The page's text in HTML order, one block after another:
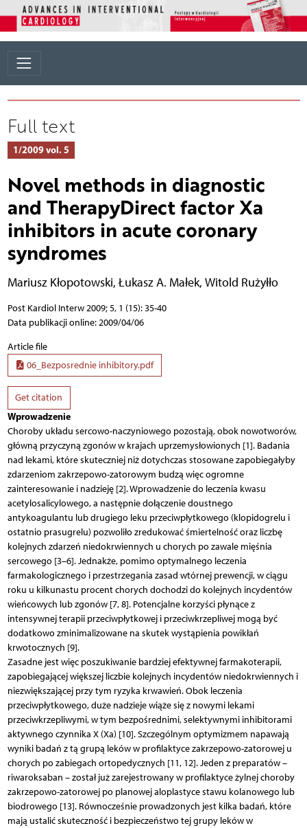
Full text
1/2009 vol. 5
Novel methods in diagnostic
and TherapyDirect factor Xa
inhibitors in acute coronary
syndromes
Mariusz Kłopotowski, Łukasz A. Małek, Witold Rużyłło
Post Kardiol Interw 2009; 5, 1 (15): 35-40
Data publikacji online: 2009/04/06
Article file
06_Bezposrednie inhibitory.pdf
Get citation
Wprowadzenie
Choroby układu sercowo-naczyniowego pozostają, obok nowotworów,
główną przyczyną zgonów w krajach uprzemysłowionych [1]. Badania
nad lekami, które skuteczniej niż dotychczas stosowane zapobiegałyby
zdarzeniom zakrzepowo-zatorowym budzą więc ogromne
zainteresowanie i nadzieję [2]. Wprowadzenie do leczenia kwasu
acetylosalicylowego, a następnie dołączenie doustnego
antykoagulantu lub drugiego leku przeciwpłytkowego (klopidogrelu i
ostatnio prasugrelu) pozwoliło zredukować śmiertelność oraz liczbę
kolejnych zdarzeń niedokrwiennych u chorych po zawale mięśnia
sercowego [3–6]. Jednakże, pomimo optymalnego leczenia
farmakologicznego i przestrzegania zasad wtórnej prewencji, w ciągu
roku u kilkunastu procent chorych dochodzi do kolejnych incydentów
wieńcowych lub zgonów [7, 8]. Potencjalne korzyści płynące z
intensywnej terapii przeciwpłytkowej i przeciwkrzepliwej mogą być
dodatkowo zminimalizowane na skutek wystąpienia powikłań
krwotocznych [9].
Zasadne jest więc poszukiwanie bardziej efektywnej farmakoterapii,
zapobiegającej większej liczbie kolejnych incydentów niedokrwiennych i
niezwiększającej przy tym ryzyka krwawień. Obok leczenia
przeciwpłytkowego, duże nadzieje wiąże się z nowymi lekami
przeciwkrzepliwymi, w tym bezpośrednimi, selektywnymi inhibitorami
aktywnego czynnika X (Xa) [10]. Szczególnym optymizmem napawają
wyniki badań z tą grupą leków w profilaktyce zakrzepowo-zatorowej u
chorych po zabiegach ortopedycznych [11, 12]. Jeden z preparatów –
riwaroksaban – został już zarejestrowany w profilaktyce żylnej choroby
zakrzepowo-zatorowej po planowej aloplastyce stawu kolanowego lub
biodrowego [13]. Równocześnie prowadzonych jest kilka badań, które
mają ustalić skuteczność i bezpieczeństwo tej grupy leków w